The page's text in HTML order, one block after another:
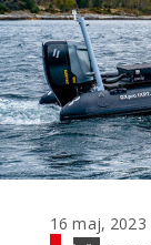
16 maj, 2023